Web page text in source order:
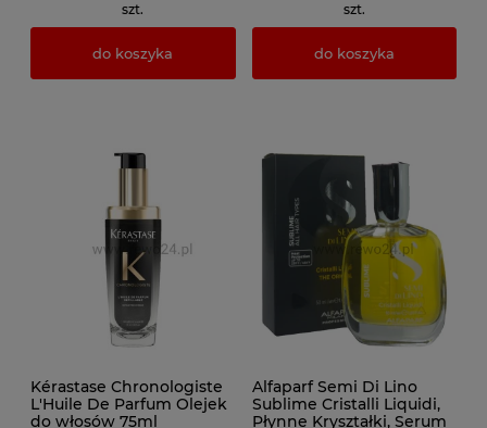
szt.
do koszyka
szt.
do koszyka
Kérastase Chronologiste
L'Huile De Parfum Olejek
do włosów 75ml
Alfaparf Semi Di Lino
Sublime Cristalli Liquidi,
Płynne Kryształki, Serum